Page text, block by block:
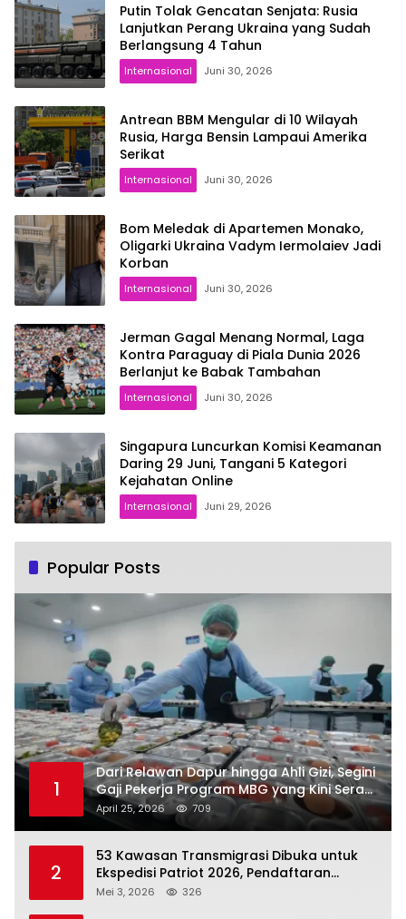
Putin Tolak Gencatan Senjata: Rusia
Lanjutkan Perang Ukraina yang Sudah
Berlangsung 4 Tahun
Internasional Juni 30, 2026
Antrean BBM Mengular di 10 Wilayah
Rusia, Harga Bensin Lampaui Amerika
Serikat
Internasional Juni 30, 2026
Bom Meledak di Apartemen Monako,
Oligarki Ukraina Vadym Iermolaiev Jadi
Korban
Internasional Juni 30, 2026
Jerman Gagal Menang Normal, Laga
Kontra Paraguay di Piala Dunia 2026
Berlanjut ke Babak Tambahan
Internasional Juni 30, 2026
Singapura Luncurkan Komisi Keamanan
Daring 29 Juni, Tangani 5 Kategori
Kejahatan Online
Internasional Juni 29, 2026
Popular Posts
1
Dari Relawan Dapur hingga Ahli Gizi, Segini
Gaji Pekerja Program MBG yang Kini Serap
Hampir Sejuta Tenaga Kerja
April 25, 2026 709
2
53 Kawasan Transmigrasi Dibuka untuk
Ekspedisi Patriot 2026, Pendaftaran
Ditutup 21 Mei
Mei 3, 2026 326